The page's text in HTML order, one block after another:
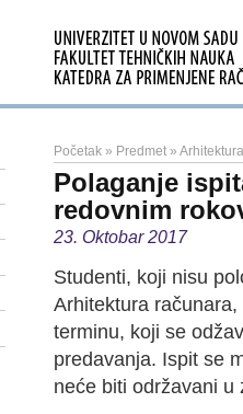
Početak » Predmet »
Polaganje
redovnim
23. Oktobar 2017
Studenti, koji nisu
Arhitektura
terminu, koji se
predavanja. Ispit se
neće biti održavani u